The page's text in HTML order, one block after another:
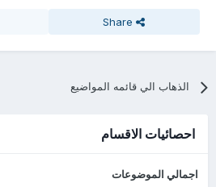
Share
الذهاب الي قائمه المواضيع
احصائيات الاقسام
اجمالي الموضوعات